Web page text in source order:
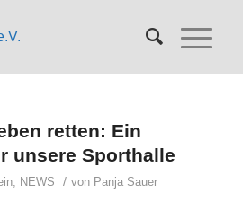
retten: Ein
unsere Sporthalle
, NEWS / von Panja Sauer